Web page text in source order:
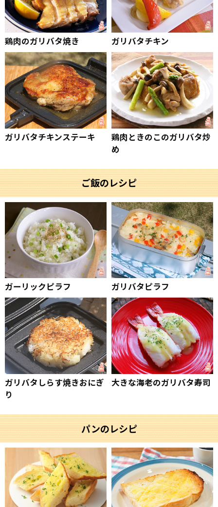
鶏肉のガリバタ焼き ガリバタチキン
ガリバタチキンステーキ
鶏肉ときのこのガリバタ炒
め
ご飯のレシピ
ガーリックピラフ ガリバタピラフ
ガリバタしらす焼きおにぎ
り
大きな海老のガリバタ寿司
パンのレシピ